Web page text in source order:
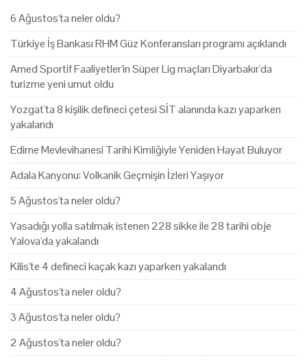
6 Ağustos'ta neler oldu?
Türkiye İş Bankası RHM Güz Konferansları programı açıklandı
Amed Sportif Faaliyetler'in Süper Lig maçları Diyarbakır'da
turizme yeni umut oldu
Yozgat'ta 8 kişilik defineci çetesi SİT alanında kazı yaparken
yakalandı
Edirne Mevlevihanesi Tarihi Kimliğiyle Yeniden Hayat Buluyor
Adala Kanyonu: Volkanik Geçmişin İzleri Yaşıyor
5 Ağustos'ta neler oldu?
Yasadığı yolla satılmak istenen 228 sikke ile 28 tarihi obje
Yalova'da yakalandı
Kilis'te 4 defineci kaçak kazı yaparken yakalandı
4 Ağustos'ta neler oldu?
3 Ağustos'ta neler oldu?
2 Ağustos'ta neler oldu?